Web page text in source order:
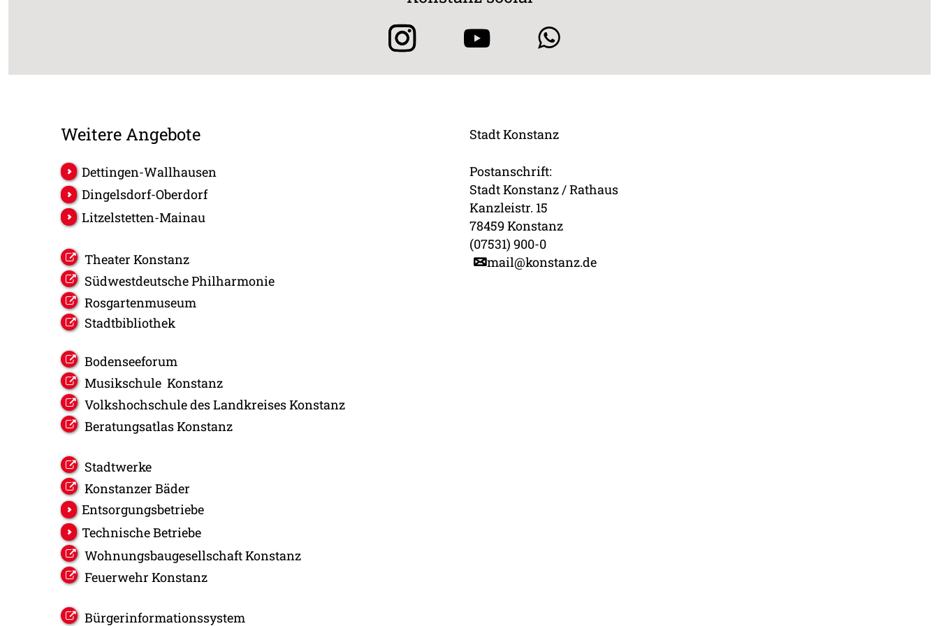
Weitere Angebote
Dettingen-Wallhausen
Dingelsdorf-Oberdorf
Litzelstetten-Mainau
Theater Konstanz
Südwestdeutsche Philharmonie
Rosgartenmuseum
Stadtbibliothek
Bodenseeforum
Musikschule Konstanz
Volkshochschule des Landkreises Konstanz
Beratungsatlas Konstanz
Stadtwerke
Konstanzer Bäder
Entsorgungsbetriebe
Technische Betriebe
Wohnungsbaugesellschaft Konstanz
Feuerwehr Konstanz
Bürgerinformationssystem
Stadt Konstanz
Postanschrift:
Stadt Konstanz / Rathaus
Kanzleistr. 15
78459 Konstanz
(07531) 900-0
mail@konstanz.de